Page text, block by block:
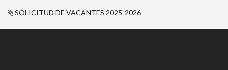
SOLICITUD DE VACANTES 2025-2026